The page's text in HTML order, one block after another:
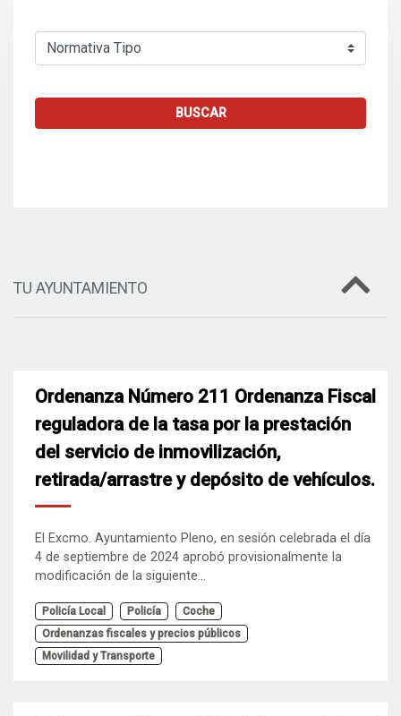
BUSCAR
TU AYUNTAMIENTO
Ordenanza Número 211 Ordenanza Fiscal
reguladora de la tasa por la prestación
del servicio de inmovilización,
retirada/arrastre y depósito de vehículos.
El Excmo. Ayuntamiento Pleno, en sesión celebrada el día
4 de septiembre de 2024 aprobó provisionalmente la
modificación de la siguiente...
Policía Local Policía
Coche
Ordenanzas fiscales y precios públicos
Movilidad y Transporte